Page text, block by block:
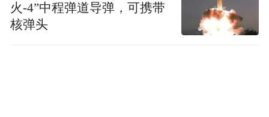
火-4”中程弹道导弹，可携带
核弹头